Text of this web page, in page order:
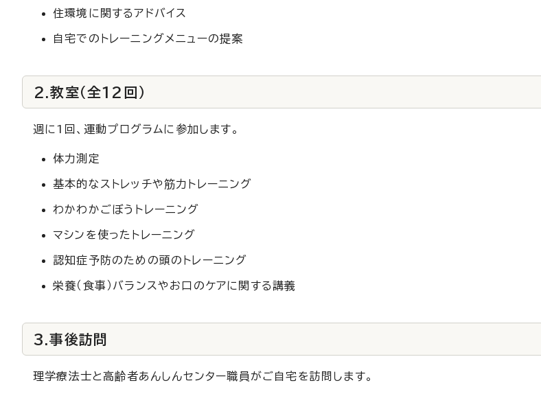
住環境に関するアドバイス
自宅でのトレーニングメニューの提案
2.教室（全12回）
週に1回、運動プログラムに参加します。
体力測定
基本的なストレッチや筋力トレーニング
わかわかごぼうトレーニング
マシンを使ったトレーニング
認知症予防のための頭のトレーニング
栄養（食事）バランスやお口のケアに関する講義
3.事後訪問
理学療法士と高齢者あんしんセンター職員がご自宅を訪問します。